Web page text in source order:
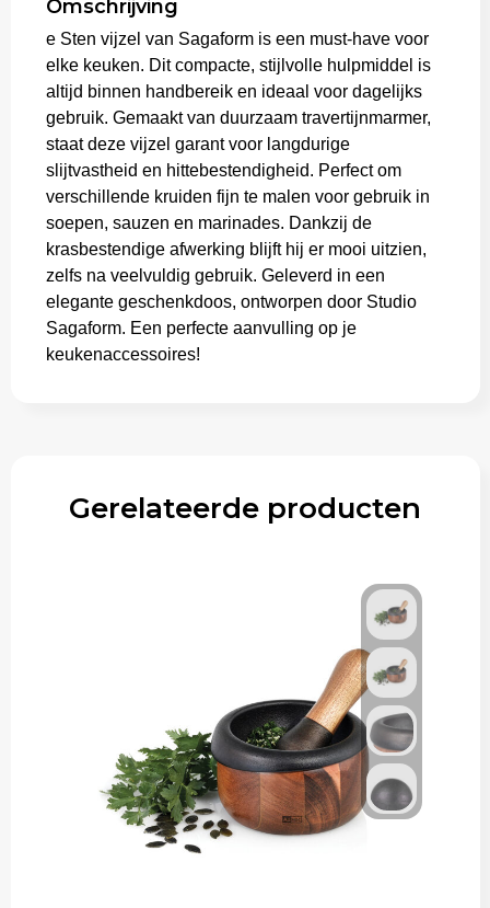
Aktetassen
Trolleys
Omschrijving
e Sten vijzel van Sagaform is een must-have voor
elke keuken. Dit compacte, stijlvolle hulpmiddel is
altijd binnen handbereik en ideaal voor dagelijks
gebruik. Gemaakt van duurzaam travertijnmarmer,
staat deze vijzel garant voor langdurige
slijtvastheid en hittebestendigheid. Perfect om
verschillende kruiden fijn te malen voor gebruik in
soepen, sauzen en marinades. Dankzij de
krasbestendige afwerking blijft hij er mooi uitzien,
zelfs na veelvuldig gebruik. Geleverd in een
elegante geschenkdoos, ontworpen door Studio
Sagaform. Een perfecte aanvulling op je
keukenaccessoires!
Gerelateerde producten